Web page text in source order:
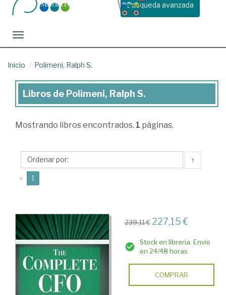
Busqueda avanzada
Toggle navigation
Inicio Polimeni, Ralph S.
Libros
Polimeni,
Libros de Polimeni, Ralph S.
Mostrando libros encontrados. 1 páginas.
↑
« 1
239,11 € 227,15 €
Stock en librería. Envío
en 24/48 horas
COMPRAR